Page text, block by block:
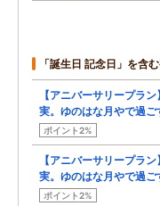
「誕生日 記念日」を含
【アニバーサリープラ
実。ゆのはな月やで過ご
ポイント2%
【アニバーサリープラ
実。ゆのはな月やで過ご
ポイント2%